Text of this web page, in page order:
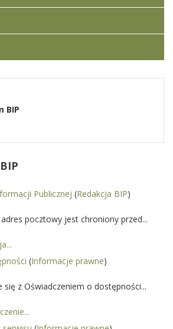
BIP
Publicznej (Redakcja BIP)
pocztowy jest chroniony przed...
(Informacje prawne)
się z Oświadczeniem o dostępności...